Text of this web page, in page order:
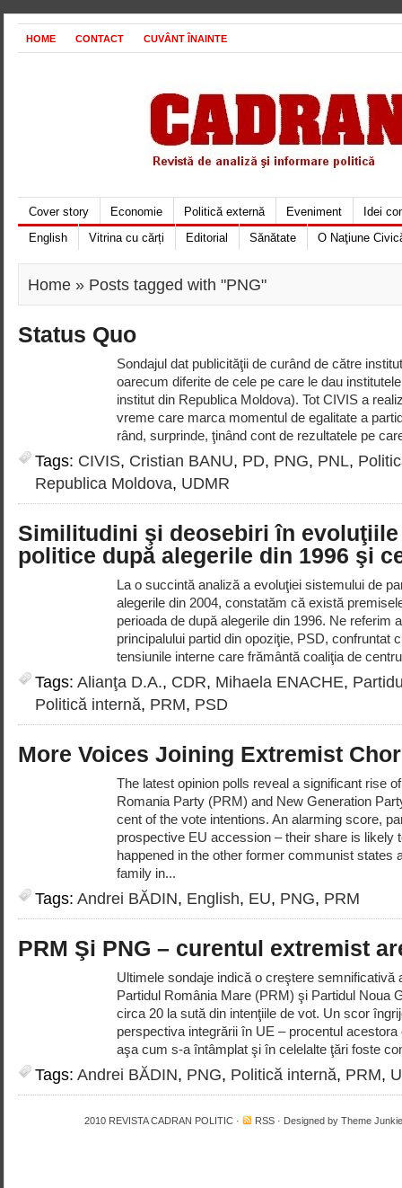
HOME CONTACT CUVÂNT ÎNAINTE
Cover story Economie Politică externă Eveniment
Idei
English
Vitrina cu cărți Editorial Sănătate O Naţiune
Home » Posts tagged with "PNG"
Status Quo
Sondajul dat publicităţii de curând de către
oarecum diferite de cele pe care le dau
institut din Republica Moldova). Tot CIVIS a
vreme care marca momentul de egalitate a
rând, surprinde, ţinând cont de rezultatele pe
Tags: CIVIS, Cristian BANU, PD, PNG, PNL,
Republica Moldova, UDMR
Similitudini şi deosebiri în
politice după alegerile din 1996 şi
La o succintă analiză a evoluţiei sistemului de
alegerile din 2004, constatăm că există
perioada de după alegerile din 1996. Ne referim
principalului partid din opoziţie, PSD, confruntat
tensiunile interne care frământă coaliţia de
Tags: Alianţa D.A., CDR, Mihaela ENACHE,
Politică internă, PRM, PSD
More Voices Joining Extremist
The latest opinion polls reveal a significant rise
Romania Party (PRM) and New Generation
cent of the vote intentions. An alarming score,
prospective EU accession – their share is likely
happened in the other former communist states
family in...
Tags: Andrei BĂDIN, English, EU, PNG, PRM
PRM Şi PNG – curentul extremist
Ultimele sondaje indică o creştere semnificativă
Partidul România Mare (PRM) şi Partidul Noua
circa 20 la sută din intenţiile de vot. Un scor
perspectiva integrării în UE – procentul
aşa cum s-a întâmplat şi în celelalte ţări foste
Tags: Andrei BĂDIN, PNG, Politică internă, PRM,
2010 REVISTA CADRAN POLITIC · RSS · Designed by Theme Junkie